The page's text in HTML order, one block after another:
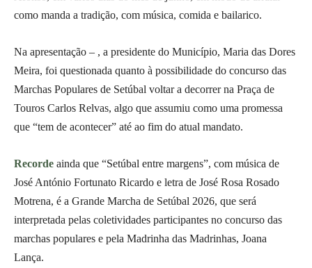
como manda a tradição, com música, comida e bailarico.
Na apresentação – , a presidente do Município, Maria das Dores
Meira, foi questionada quanto à possibilidade do concurso das
Marchas Populares de Setúbal voltar a decorrer na Praça de
Touros Carlos Relvas, algo que assumiu como uma promessa
que “tem de acontecer” até ao fim do atual mandato.
Recorde ainda que “Setúbal entre margens”, com música de
José António Fortunato Ricardo e letra de José Rosa Rosado
Motrena, é a Grande Marcha de Setúbal 2026, que será
interpretada pelas coletividades participantes no concurso das
marchas populares e pela Madrinha das Madrinhas, Joana
Lança.